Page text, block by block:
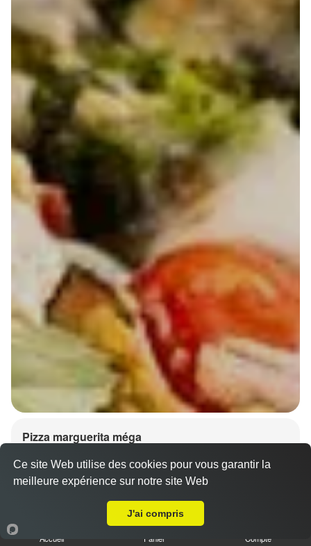
Pizza marguerita méga
Dès15.00 €
Base sauce tomate, mozzarella 100%, olives
Accueil Panier Compte
Ce site Web utilise des cookies pour vous garantir la
meilleure expérience sur notre site Web
J'ai compris